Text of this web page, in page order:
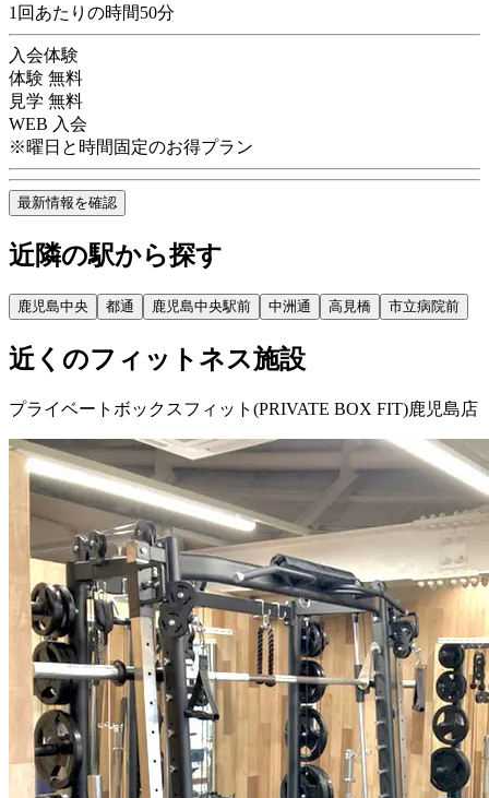
1回あたりの時間50分
入会体験
体験 無料
見学 無料
WEB 入会
※曜日と時間固定のお得プラン
最新情報を確認
近隣の駅から探す
鹿児島中央 都通 鹿児島中央駅前 中洲通 高見橋 市立病院前
近くのフィットネス施設
プライベートボックスフィット(PRIVATE BOX FIT)鹿児島店